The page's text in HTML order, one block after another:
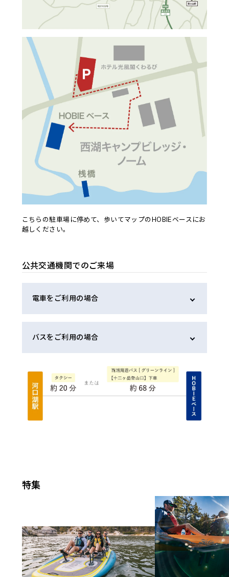
こちらの駐車場に停めて、歩いてマップのHOBIEベースにお
越しください。
公共交通機関でのご来場
電車をご利用の場合
バスをご利用の場合
特集